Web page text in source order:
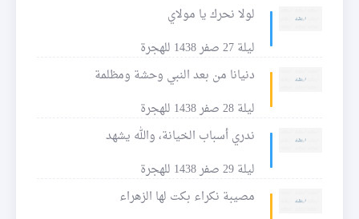
لولا نحرك يا مولاي
ليلة 27 صفر 1438 للهجرة
دنيانا من بعد النبي وحشة ومظلمة
ليلة 28 صفر 1438 للهجرة
ندري أسباب الخيانة، والله يشهد
ليلة 29 صفر 1438 للهجرة
مصيبة نكراء بكت لها الزهراء